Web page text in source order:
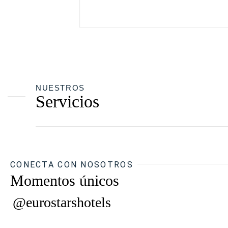
NUESTROS
Servicios
CONECTA CON NOSOTROS
Momentos únicos
@eurostarshotels